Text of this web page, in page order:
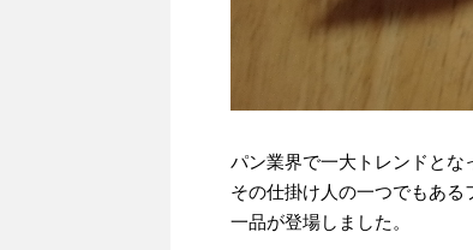
パン業界で一大トレンドとな
その仕掛け人の一つでもあ
一品が登場しました。